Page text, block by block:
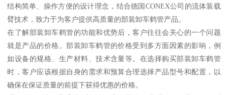
结构简单、操作方便的设计理念，结合德国CONEX公司的流体装载
臂技术，致力于为客户提供高质量的部装卸车鹤管产品。
在了解部装卸车鹤管的功能和优势后，客户往往会关心的一个问题
就是产品的价格。部装卸车鹤管的价格受到多方面因素的影响，例
如设备的规格、生产材料、技术含量等。在选择购买部装卸车鹤管
时，客户应该根据自身的需求和预算合理选择产品型号和配置，以
确保在保证质量的前提下获得优惠的价格。